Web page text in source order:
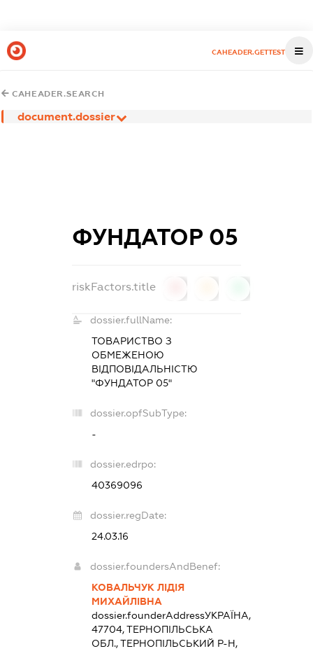
CAHEADER.GETTEST
CAHEADER.SEARCH
document.dossier
ФУНДАТОР 05
riskFactors.title
dossier.fullName:
ТОВАРИСТВО З
ОБМЕЖЕНОЮ
ВІДПОВІДАЛЬНІСТЮ
"ФУНДАТОР 05"
dossier.opfSubType:
-
dossier.edrpo:
40369096
dossier.regDate:
24.03.16
dossier.foundersAndBenef:
КОВАЛЬЧУК ЛІДІЯ
МИХАЙЛІВНА
dossier.founderAddressУКРАЇНА,
47704, ТЕРНОПІЛЬСЬКА
ОБЛ., ТЕРНОПІЛЬСЬКИЙ Р-Н,